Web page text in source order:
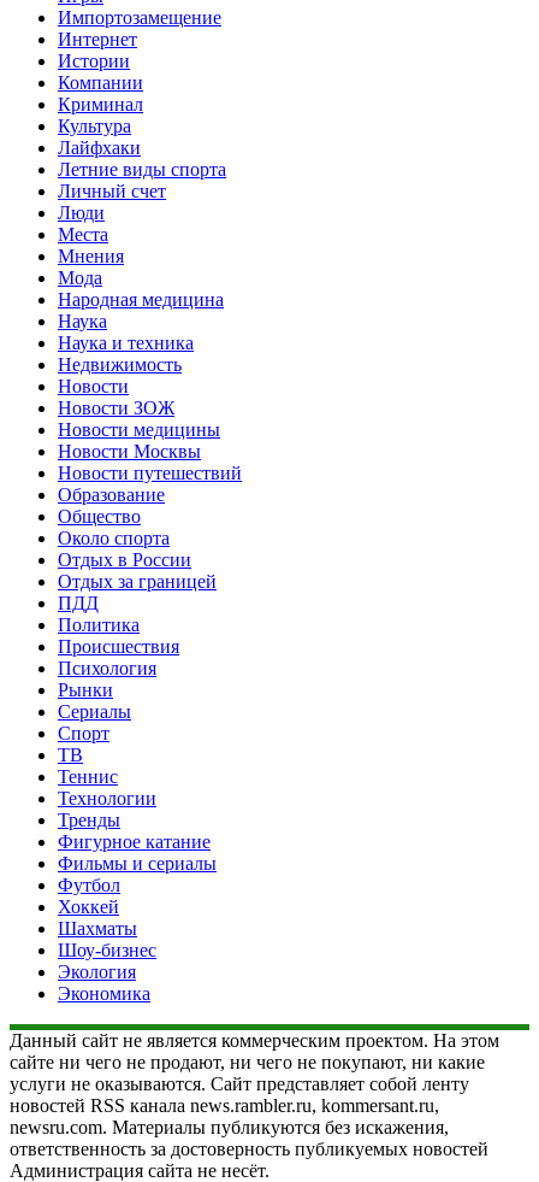
Импортозамещение
Интернет
Истории
Компании
Криминал
Культура
Лайфхаки
Летние виды спорта
Личный счет
Люди
Места
Мнения
Мода
Народная медицина
Наука
Наука и техника
Недвижимость
Новости
Новости ЗОЖ
Новости медицины
Новости Москвы
Новости путешествий
Образование
Общество
Около спорта
Отдых в России
Отдых за границей
ПДД
Политика
Происшествия
Психология
Рынки
Сериалы
Спорт
ТВ
Теннис
Технологии
Тренды
Фигурное катание
Фильмы и сериалы
Футбол
Хоккей
Шахматы
Шоу-бизнес
Экология
Экономика
Данный сайт не является коммерческим проектом. На этом
сайте ни чего не продают, ни чего не покупают, ни какие
услуги не оказываются. Сайт представляет собой ленту
новостей RSS канала news.rambler.ru, kommersant.ru,
newsru.com. Материалы публикуются без искажения,
ответственность за достоверность публикуемых новостей
Администрация сайта не несёт.